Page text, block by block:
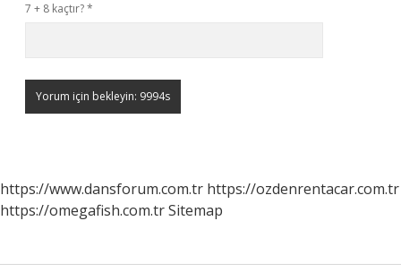
7 + 8 kaçtır?*
https://www.dansforum.com.tr https://ozdenrentacar.com.tr
https://omegafish.com.trSitemap